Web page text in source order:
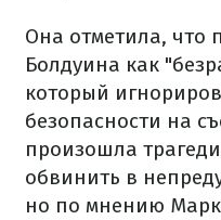
Она отметила, что
Болдуина как
который
безопасности на
произошла
обвинить в
но по мнению